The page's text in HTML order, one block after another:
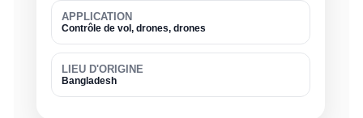
APPLICATION
Contrôle de vol, drones, drones
LIEU D'ORIGINE
Bangladesh